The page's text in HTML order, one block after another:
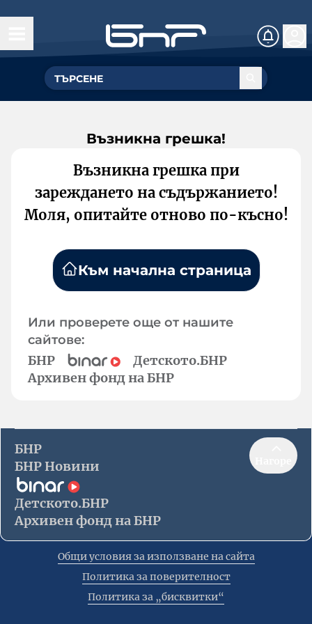
Възникна грешка!
Възникна грешка при
зареждането на съдържанието!
Моля, опитайте отново по-късно!
Към начална страница
Или проверете още от нашите
сайтове:
БНР
Детското.БНР
Архивен фонд на БНР
БНР
БНР Новини
Детското.БНР
Архивен фонд на БНР
Общи условия за използване на сайта
Политика за поверителност
Политика за „бисквитки“